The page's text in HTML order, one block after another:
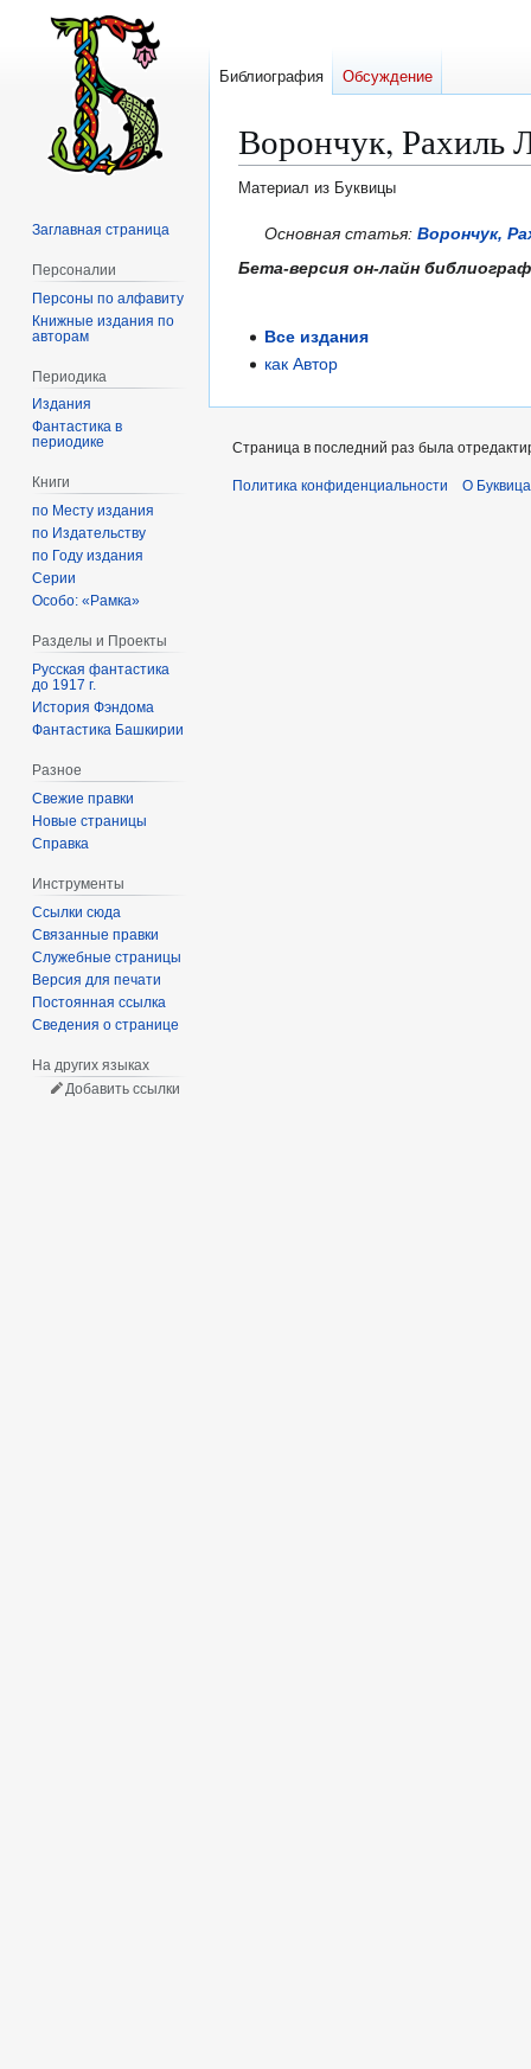
Ворончук, Рахиль
Материал из Буквицы
Перейти
к
Перейти
к
Основная статья:Ворончук,
Бета-версия он-лайн
Все издания
как Автор
Библиография Обсуждение
Заглавная страница
Персоналии
Персоны по алфавиту
Книжные издания по
авторам
Периодика
Издания
Фантастика в
периодике
Книги
по Месту издания
по Издательству
по Году издания
Серии
Особо: «Рамка»
Разделы и Проекты
Русская фантастика
до 1917 г.
История Фэндома
Фантастика Башкирии
Разное
Свежие правки
Новые страницы
Справка
Инструменты
Ссылки сюда
Связанные правки
Служебные страницы
Версия для печати
Постоянная ссылка
Сведения о странице
На других языках
Добавить ссылки
Страница в последний раз была
Политика конфиденциальности О Буквица